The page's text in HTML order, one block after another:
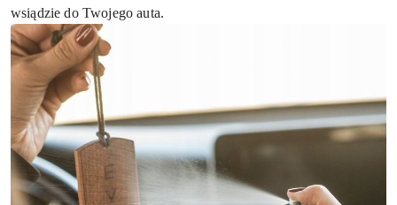
wsiądzie do Twojego auta.